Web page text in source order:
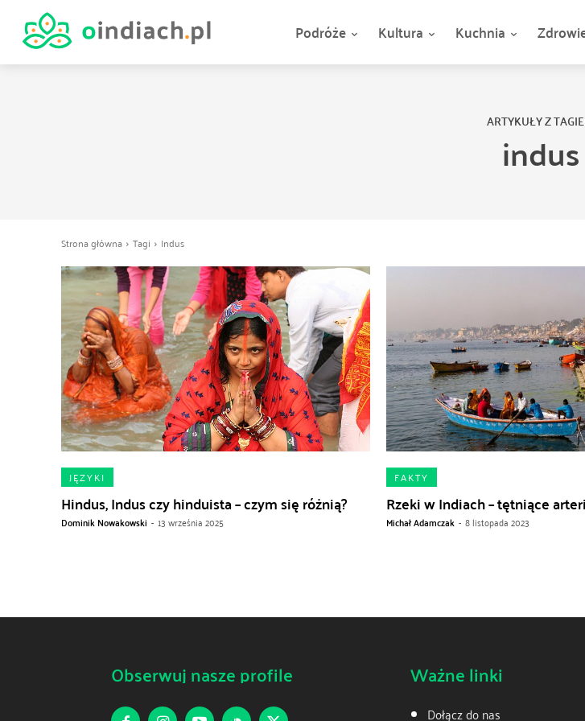
Podróże Kultura Kuchnia
ARTYKUŁY Z
indus
Strona główna Tagi Indus
JĘZYKI
Hindus, Indus czy hinduista – czym się różnią?
Dominik Nowakowski - 13 września 2025
FAKTY
Rzeki w Indiach – tętniące
Michał Adamczak - 8 listopada 2023
Obserwuj nasze profile Ważne linki
Dołącz do nas